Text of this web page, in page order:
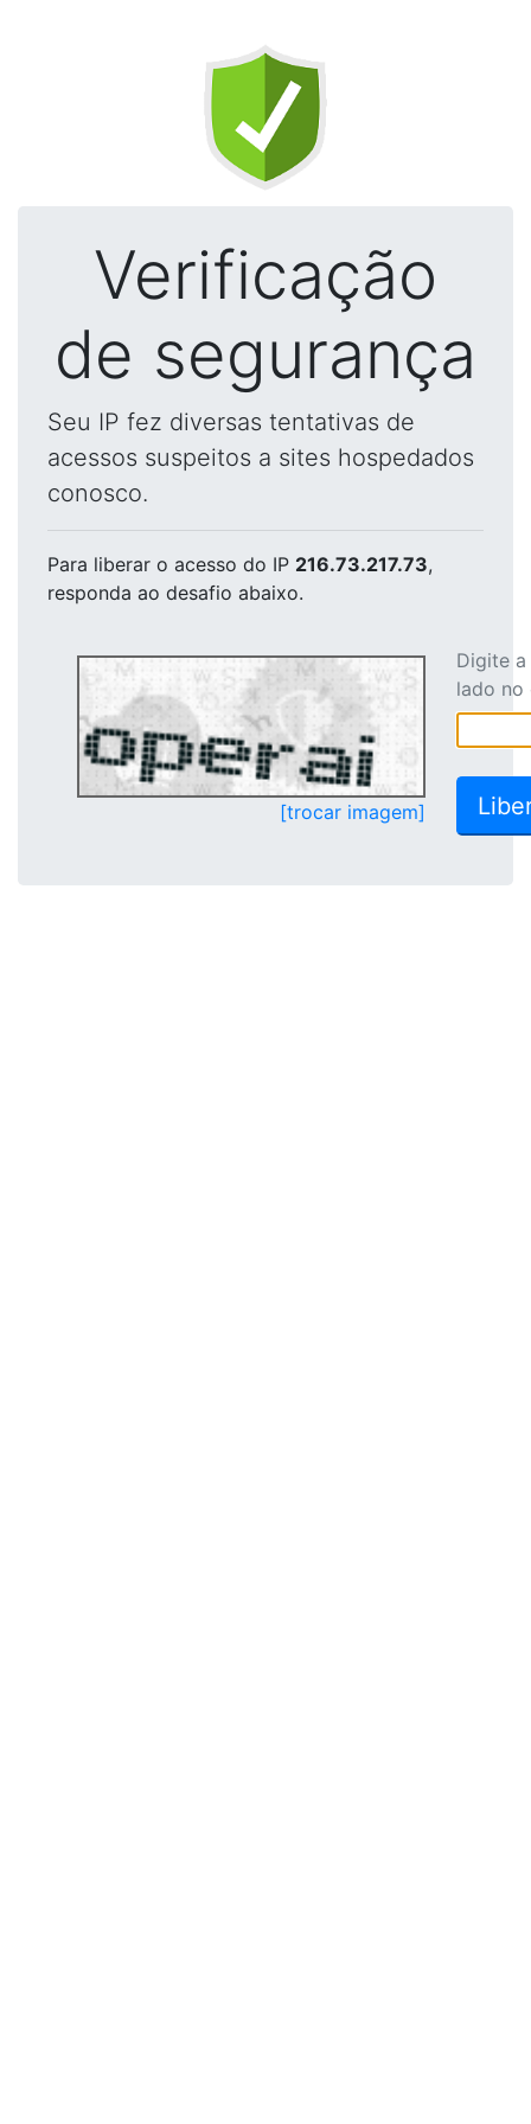
Verificação
de segurança
Seu IP fez diversas tentativas de
acessos suspeitos a sites hospedados
conosco.
Para liberar o acesso do IP 216.73.217.73,
responda ao desafio abaixo.
[trocar imagem]
Digite
lado no